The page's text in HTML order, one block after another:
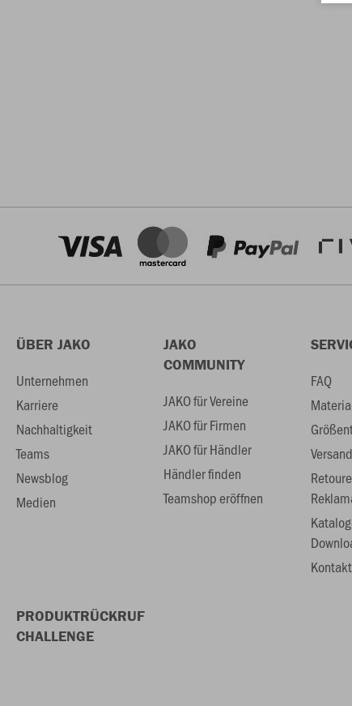
ÜBER JAKO
Unternehmen
Karriere
Nachhaltigkeit
Teams
Newsblog
Medien
JAKO
COMMUNITY
JAKO für Vereine
JAKO für Firmen
JAKO für Händler
Händler finden
Teamshop eröffnen
FAQ
Versand
Kontakt
PRODUKTRÜCKRUF
CHALLENGE